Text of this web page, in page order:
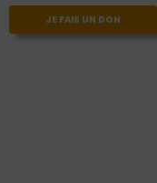
JE FAIS UN DON